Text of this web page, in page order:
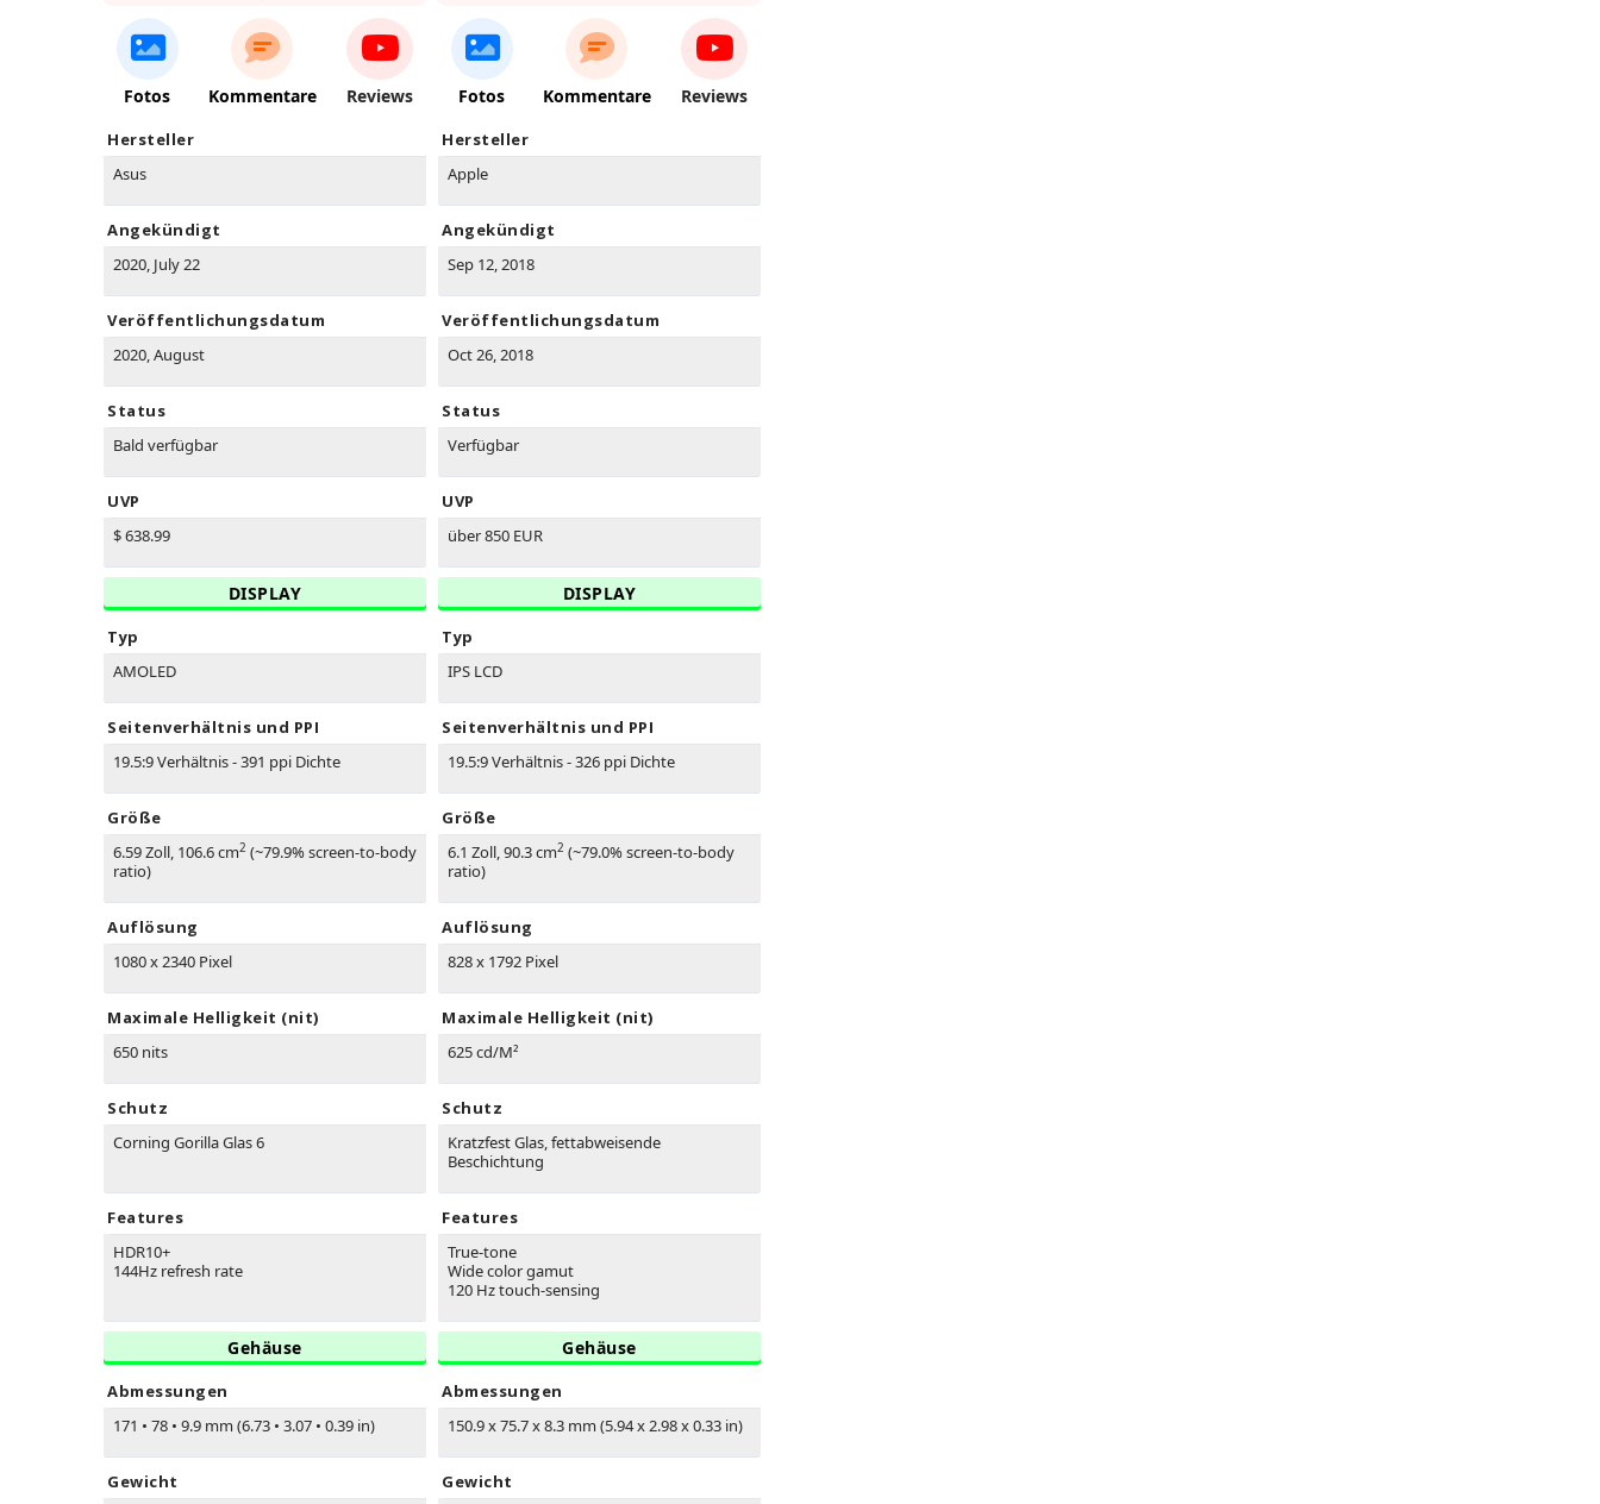
Fotos Kommentare Reviews
Hersteller
Asus
Angekündigt
2020, July 22
Veröffentlichungsdatum
2020, August
Status
Bald verfügbar
UVP
$ 638.99
DISPLAY
Typ
AMOLED
Seitenverhältnis und PPI
19.5:9 Verhältnis - 391 ppi Dichte
Größe
6.59 Zoll, 106.6 cm2 (~79.9% screen-to-body
ratio)
Auflösung
1080 x 2340 Pixel
Maximale Helligkeit (nit)
650 nits
Schutz
Corning Gorilla Glas 6
Features
HDR10+
144Hz refresh rate
Gehäuse
Abmessungen
171 • 78 • 9.9 mm (6.73 • 3.07 • 0.39 in)
Gewicht
Fotos Kommentare Reviews
Hersteller
Apple
Angekündigt
Sep 12, 2018
Veröffentlichungsdatum
Oct 26, 2018
Status
Verfügbar
UVP
über 850 EUR
DISPLAY
Typ
IPS LCD
Seitenverhältnis und PPI
19.5:9 Verhältnis - 326 ppi Dichte
Größe
6.1 Zoll, 90.3 cm2 (~79.0% screen-to-body
ratio)
Auflösung
828 x 1792 Pixel
Maximale Helligkeit (nit)
625 cd/M²
Schutz
Kratzfest Glas, fettabweisende
Beschichtung
Features
True-tone
Wide color gamut
120 Hz touch-sensing
Gehäuse
Abmessungen
150.9 x 75.7 x 8.3 mm (5.94 x 2.98 x 0.33 in)
Gewicht